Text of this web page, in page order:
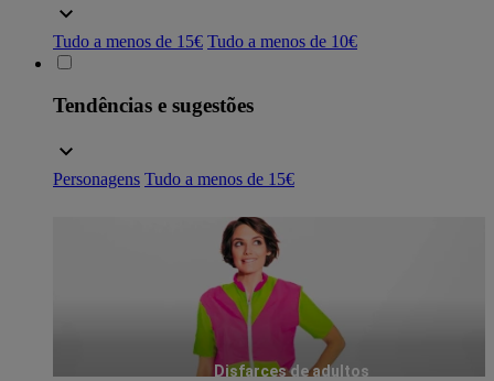
Tudo a menos de 15€ Tudo a menos de 10€
Tendências e sugestões
Personagens Tudo a menos de 15€
Disfarces de adultos